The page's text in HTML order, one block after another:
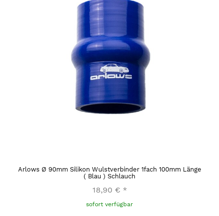
Arlows Ø 90mm Silikon Wulstverbinder 1fach 100mm Länge
( Blau ) Schlauch
18,90 € *
sofort verfügbar